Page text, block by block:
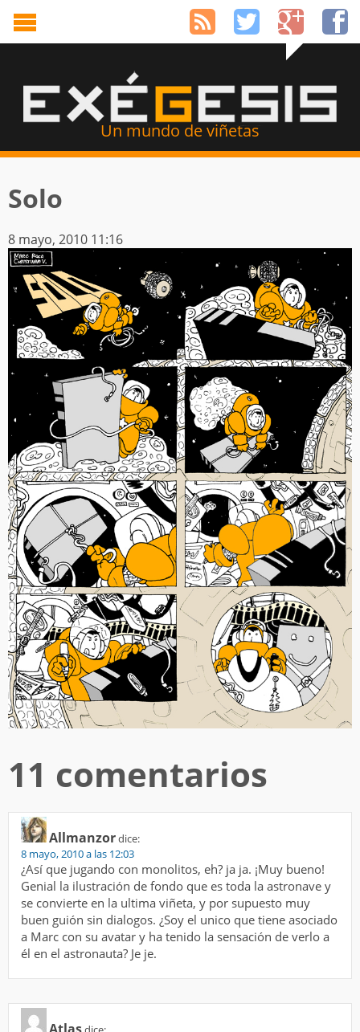
Un mundo de viñetas
Solo
8 mayo, 2010 11:16
11 comentarios
Allmanzordice:
8 mayo, 2010 a las 12:03
¿Así que jugando con monolitos, eh? ja ja. ¡Muy bueno!
Genial la ilustración de fondo que es toda la astronave y
se convierte en la ultima viñeta, y por supuesto muy
buen guión sin dialogos. ¿Soy el unico que tiene asociado
a Marc con su avatar y ha tenido la sensación de verlo a
él en el astronauta? Je je.